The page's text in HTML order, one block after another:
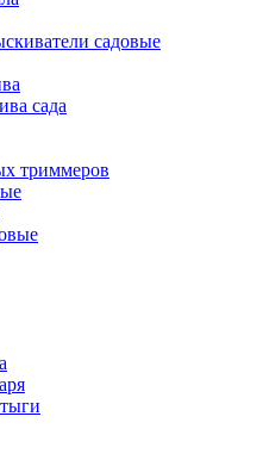
садовые
сада
триммеров